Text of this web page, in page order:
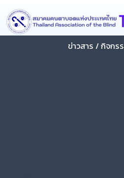
content
Skip
to
content
ข่าวสาร / กิจกร